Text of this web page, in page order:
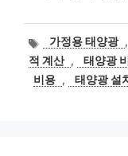
태
그
가정용 태양광 ,
적 계산 , 태양광
비용 , 태양광 설